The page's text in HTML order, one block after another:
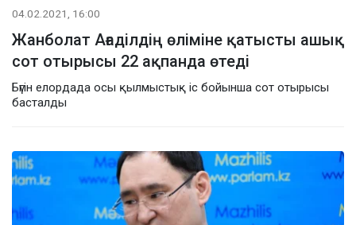
04.02.2021, 16:00
Жанболат Ағаділдің өліміне қатысты ашық
сот отырысы 22 ақпанда өтеді
Бүгін елордада осы қылмыстық іс бойынша сот отырысы
басталды